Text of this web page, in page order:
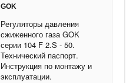
GOK
Регуляторы давления
сжиженного газа GOK
серии 104 F 2.S - 50.
Технический паспорт.
Инструкция по монтажу и
эксплуатации.